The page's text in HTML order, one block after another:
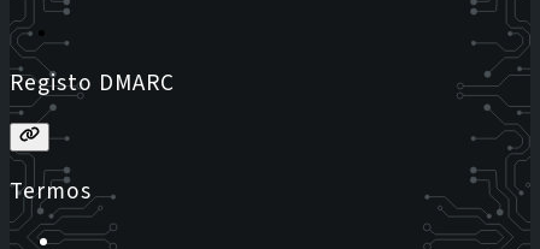
Registo DMARC
Termos